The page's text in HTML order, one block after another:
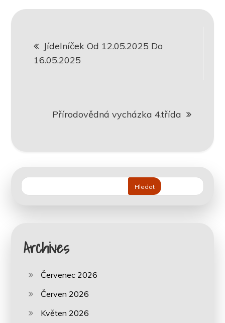
proJídelníček Od 12.05.2025 Do
16.05.2025
Přírodovědná vycházka 4.třída
Hledat
Archives
Červenec 2026
Červen 2026
Květen 2026